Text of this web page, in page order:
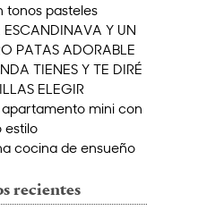
tonos pasteles
Y UN
PATAS ADORABLE
TIENES Y TE DIRÉ
ELEGIR
mini con
estilo
cocina de ensueño
recientes